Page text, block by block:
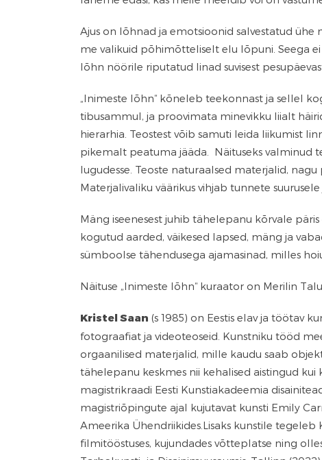
Ajus on lõhnad ja emotsioonid salvestatud
me valikuid põhimõtteliselt elu lõpuni. Seega
lõhn nöörile riputatud linad suvisest
„Inimeste lõhn“ kõneleb teekonnast ja sellel
tibusammul, ja proovimata minevikku liialt
hierarhia. Teostest võib samuti leida liikumist
pikemalt peatuma jääda. Näituseks valminud
lugudesse. Teoste naturaalsed materjalid,
Materjalivaliku väärikus vihjab tunnete
Mäng iseenesest juhib tähelepanu kõrvale
kogutud aarded, väikesed lapsed, mäng ja
sümboolse tähendusega ajamasinad, milles
Näituse „Inimeste lõhn“ kuraator on Merilin
Kristel Saan (s 1985) on Eestis elav ja töötav
fotograafiat ja videoteoseid. Kunstniku tööd
orgaanilised materjalid, mille kaudu saab
tähelepanu keskmes nii kehalised aistingud
magistrikraadi Eesti Kunstiakadeemia
magistriõpingute ajal kujutavat kunsti Emily
Ameerika Ühendriikides.Lisaks kunstile
filmitööstuses, kujundades võtteplatse ning